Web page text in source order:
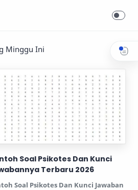
Minggu Ini
Soal Psikotes Dan Kunci
Terbaru 2026
Soal Psikotes Dan Kunci Jawaban